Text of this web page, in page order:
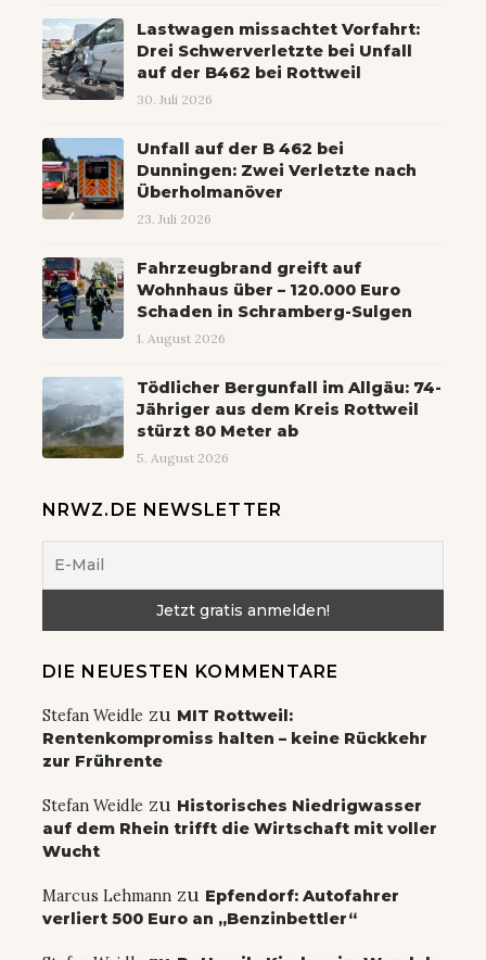
Lastwagen missachtet Vorfahrt:
Drei Schwerverletzte bei Unfall
auf der B462 bei Rottweil
30. Juli 2026
Unfall auf der B 462 bei
Dunningen: Zwei Verletzte nach
Überholmanöver
23. Juli 2026
Fahrzeugbrand greift auf
Wohnhaus über – 120.000 Euro
Schaden in Schramberg-Sulgen
1. August 2026
Tödlicher Bergunfall im Allgäu: 74-
Jähriger aus dem Kreis Rottweil
stürzt 80 Meter ab
5. August 2026
NRWZ.DE NEWSLETTER
DIE NEUESTEN KOMMENTARE
Stefan Weidle zu MIT Rottweil:
Rentenkompromiss halten – keine Rückkehr
zur Frührente
Stefan Weidle zu Historisches Niedrigwasser
auf dem Rhein trifft die Wirtschaft mit voller
Wucht
Marcus Lehmann zu Epfendorf: Autofahrer
verliert 500 Euro an „Benzinbettler“